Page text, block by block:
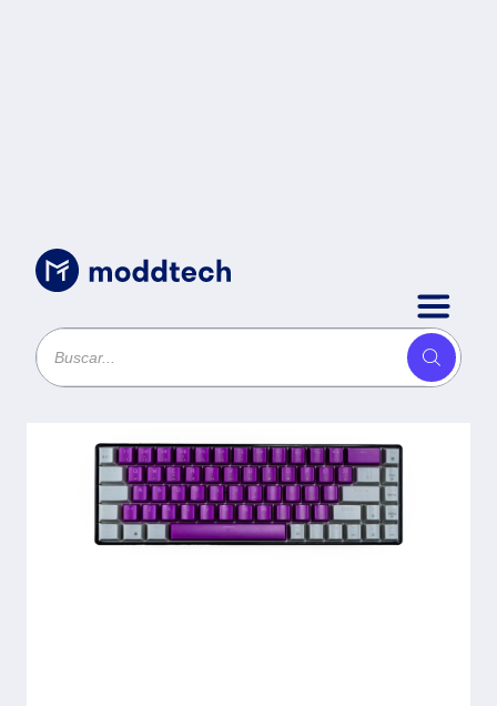
Sin categoría/Teclado Mecánico Naceb 60 CON
TECLAS INTERCAMBIABLES NA-
0963M -